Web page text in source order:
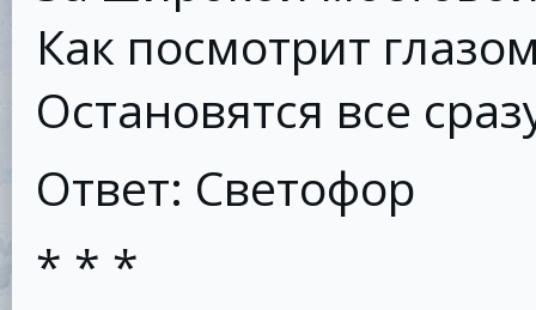
Как посмотрит
Остановятся все
Ответ: Светофор
* * *